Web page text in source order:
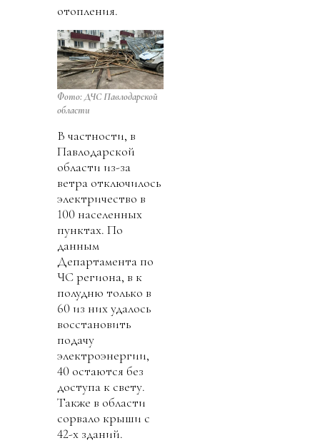
отопления.
Фото: ДЧС Павлодарской
области
В частности, в
Павлодарской
области из-за
ветра отключилось
электричество в
100 населенных
пунктах. По
данным
Департамента по
ЧС региона, в к
полудню только в
60 из них удалось
восстановить
подачу
электроэнергии,
40 остаются без
доступа к свету.
Также в области
сорвало крыши с
42-х зданий.